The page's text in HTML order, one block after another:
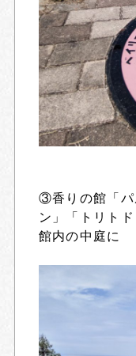
③香りの館「パ
ン」「トリト
館内の中庭に